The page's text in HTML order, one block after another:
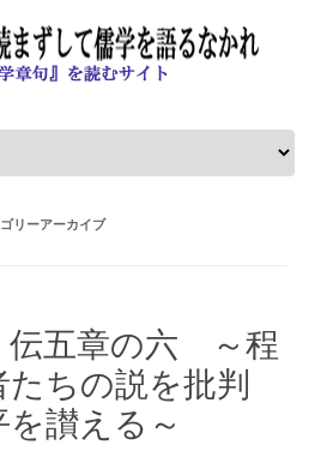
ゴリーアーカイブ
伝五章の六 ～程
ちの説を批判
を讃える～